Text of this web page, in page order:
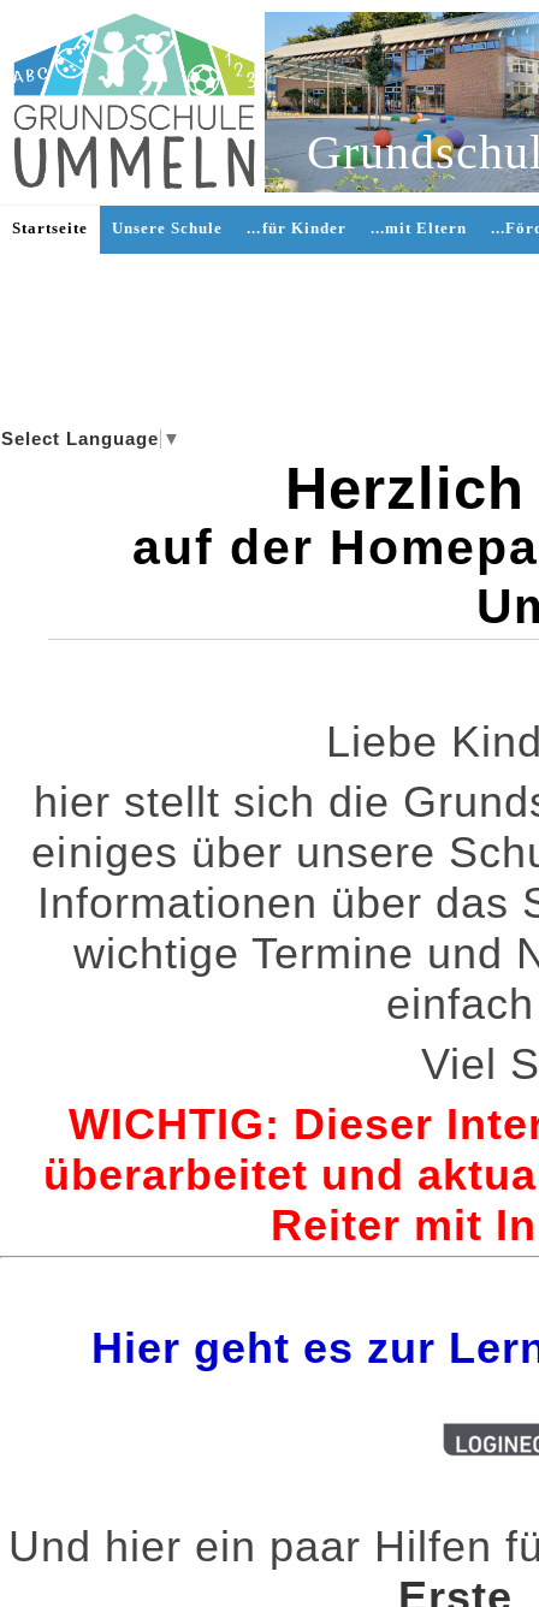
Startseite Unsere Schule ...für Kinder ...mit Eltern
Select Language ▼
auf der
Liebe
hier stellt sich die
einiges über unsere
Informationen über das
wichtige Termine und
Viel
WICHTIG: Dieser
überarbeitet und
Reiter mit
Hier geht es zur
Und hier ein paar Hilfen